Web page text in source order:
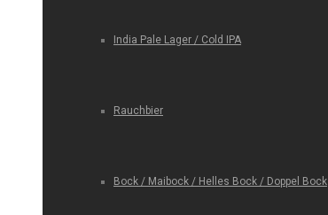
India Pale Lager / Cold IPA
Rauchbier
Bock / Maibock / Helles Bock / Doppel Bock